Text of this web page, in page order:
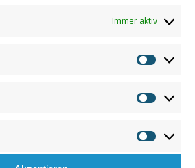
Immer aktiv
einen Weg aus der Armut zu
Kindern eine Zukunft zu
einen Zugang zu Bildung zu
. Herzlichen